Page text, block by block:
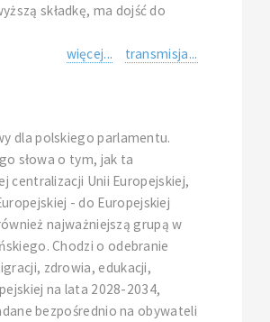
składkę, ma dojść do
więcej...
transmisja...
dla polskiego parlamentu.
słowa o tym, jak ta
centralizacji Unii Europejskiej,
- do Europejskiej
najważniejszą grupą w
Chodzi o odebranie
zdrowia, edukacji,
na lata 2028-2034,
bezpośrednio na obywateli